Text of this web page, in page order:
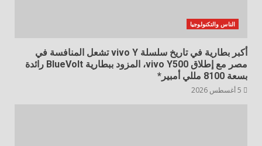
الناس والتكنولوجيا
أكبر بطارية في تاريخ سلسلة vivo Y تشعل المنافسة في
مصر مع إطلاق vivo Y500، المزود ببطارية BlueVolt رائدة
بسعة 8100 مللي أمبير*